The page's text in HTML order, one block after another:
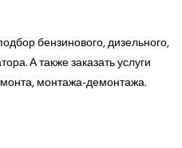
бензинового, дизельного,
А также заказать услуги
монтажа-демонтажа.